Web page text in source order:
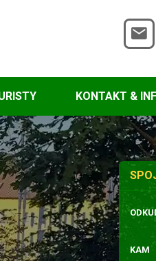
KONTAKT &
KAM